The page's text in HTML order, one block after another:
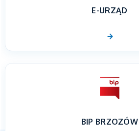
E-URZĄD
BIP BRZOZÓW